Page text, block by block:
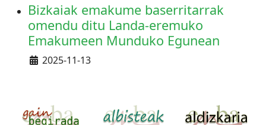
Bizkaiak emakume baserritarrak
omendu ditu Landa-eremuko
Emakumeen Munduko Egunean
Details
2025-11-13